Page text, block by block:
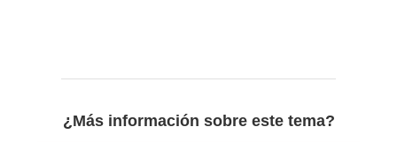
¿Más información sobre este tema?